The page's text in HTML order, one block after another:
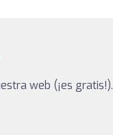
web (¡es gratis!).